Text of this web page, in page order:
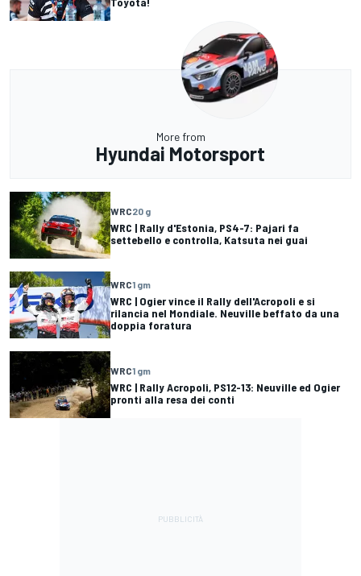
More from
Hyundai Motorsport
WRC20 g
WRC | Rally d'Estonia, PS4-7: Pajari fa
settebello e controlla, Katsuta nei guai
WRC1 gm
WRC | Ogier vince il Rally dell'Acropoli e si
rilancia nel Mondiale. Neuville beffato da una
doppia foratura
WRC1 gm
WRC | Rally Acropoli, PS12-13: Neuville ed Ogier
pronti alla resa dei conti